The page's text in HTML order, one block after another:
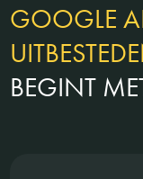
GOOGLE
BEGINT